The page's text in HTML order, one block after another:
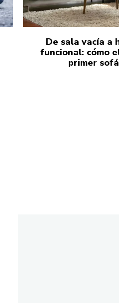
De sala vacía a
funcional: cómo
primer sofá